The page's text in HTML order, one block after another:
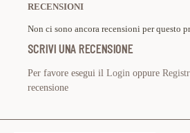
RECENSIONI
Non ci sono ancora recensioni per questo
SCRIVI UNA RECENSIONE
Per favore esegui il Login oppure
recensione